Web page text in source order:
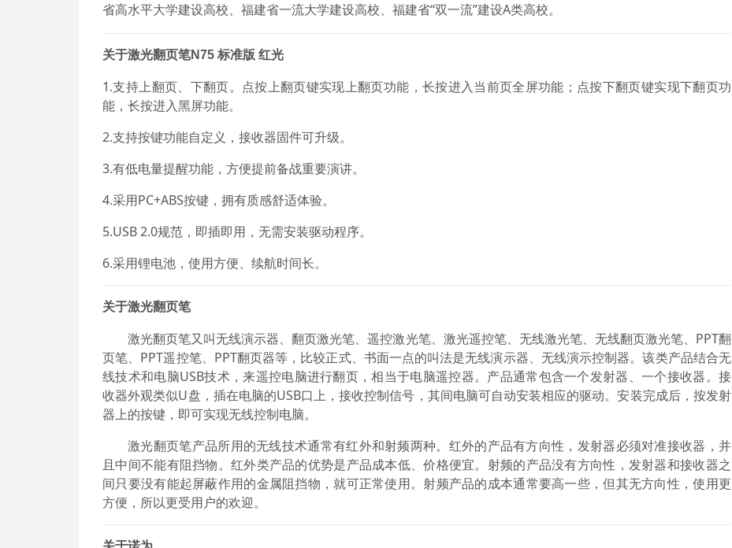
省高水平大学建设高校、福建省一流大学建设高校、福建省“双一流”建设A类高校。
关于激光翻页笔N75 标准版 红光
1.支持上翻页、下翻页。点按上翻页键实现上翻页功能，长按进入当前页全屏功能；点按下翻页键实现下翻页功
能，长按进入黑屏功能。
2.支持按键功能自定义，接收器固件可升级。
3.有低电量提醒功能，方便提前备战重要演讲。
4.采用PC+ABS按键，拥有质感舒适体验。
5.USB 2.0规范，即插即用，无需安装驱动程序。
6.采用锂电池，使用方便、续航时间长。
关于激光翻页笔
激光翻页笔又叫无线演示器、翻页激光笔、遥控激光笔、激光遥控笔、无线激光笔、无线翻页激光笔、PPT翻
页笔、PPT遥控笔、PPT翻页器等，比较正式、书面一点的叫法是无线演示器、无线演示控制器。该类产品结合无
线技术和电脑USB技术，来遥控电脑进行翻页，相当于电脑遥控器。产品通常包含一个发射器、一个接收器。接
收器外观类似U盘，插在电脑的USB口上，接收控制信号，其间电脑可自动安装相应的驱动。安装完成后，按发射
器上的按键，即可实现无线控制电脑。
激光翻页笔产品所用的无线技术通常有红外和射频两种。红外的产品有方向性，发射器必须对准接收器，并
且中间不能有阻挡物。红外类产品的优势是产品成本低、价格便宜。射频的产品没有方向性，发射器和接收器之
间只要没有能起屏蔽作用的金属阻挡物，就可正常使用。射频产品的成本通常要高一些，但其无方向性，使用更
方便，所以更受用户的欢迎。